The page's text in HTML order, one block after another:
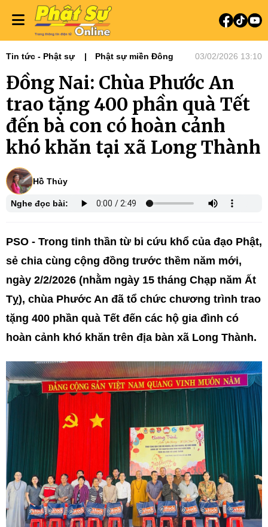
Tin tức - Phật sự Phật sự miền Đông 03/02/2026 13:10
Đồng Nai: Chùa Phước An
trao tặng 400 phần quà Tết
đến bà con có hoàn cảnh
khó khăn tại xã Long Thành
Hồ Thủy
Nghe đọc bài:
PSO - Trong tinh thần từ bi cứu khổ của đạo Phật,
sẻ chia cùng cộng đồng trước thềm năm mới,
ngày 2/2/2026 (nhằm ngày 15 tháng Chạp năm Ất
Tỵ), chùa Phước An đã tổ chức chương trình trao
tặng 400 phần quà Tết đến các hộ gia đình có
hoàn cảnh khó khăn trên địa bàn xã Long Thành.